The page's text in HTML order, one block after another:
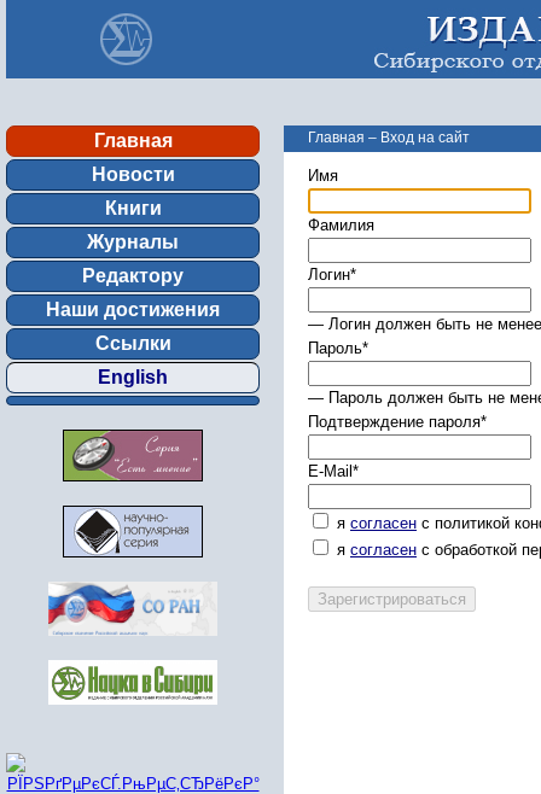
Главная
Новости
Книги
Журналы
Редактору
Наши достижения
Ссылки
English
Главная – Вход на сайт
Имя
Фамилия
Логин*
— Логин должен быть не
Пароль*
— Пароль должен быть не
Подтверждение пароля*
E-Mail *
я согласен с политикой
я согласен с обработкой